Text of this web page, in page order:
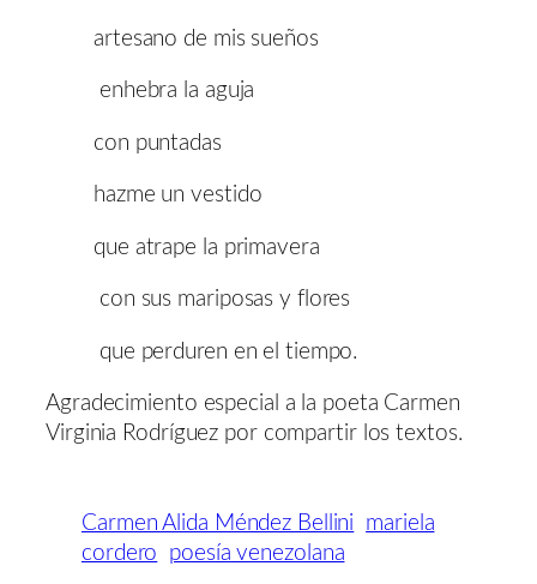
artesano de mis sueños
enhebra la aguja
con puntadas
hazme un vestido
que atrape la primavera
con sus mariposas y flores
que perduren en el tiempo.
Agradecimiento especial a la poeta Carmen
Virginia Rodríguez por compartir los textos.
Carmen Alida Méndez Bellini
mariela
cordero
poesía venezolana